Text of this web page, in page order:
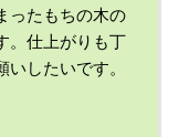
ったもちの木の
。仕上がりも丁
したいです。